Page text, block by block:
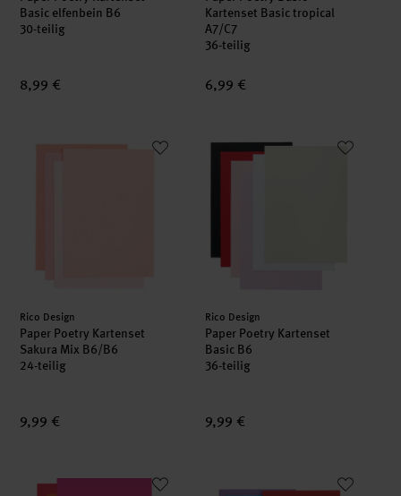
Basic elfenbein B6
30-teilig
8,99 €
Kartenset Basic tropical
A7/C7
36-teilig
6,99 €
Paper Poetry Kartenset Sakura Mix B6/B6
Hersteller:
Rico Design
Paper Poetry Kartenset
Sakura Mix B6/B6
24-teilig
9,99 €
Paper Poetry Kartenset Basic
Hersteller:
Rico Design
Paper Poetry Kartenset
Basic B6
36-teilig
9,99 €
Paper Poetry Umschläge neonmix 18,4x13,4cm 160g/m² 30
Paper Poetry Kartenset